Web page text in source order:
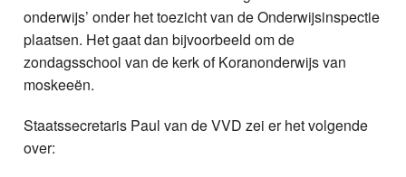
onderwijs’ onder het toezicht van de Onderwijsinspectie
plaatsen. Het gaat dan bijvoorbeeld om de
zondagsschool van de kerk of Koranonderwijs van
moskeeën.
Staatssecretaris Paul van de VVD zei er het volgende
over: